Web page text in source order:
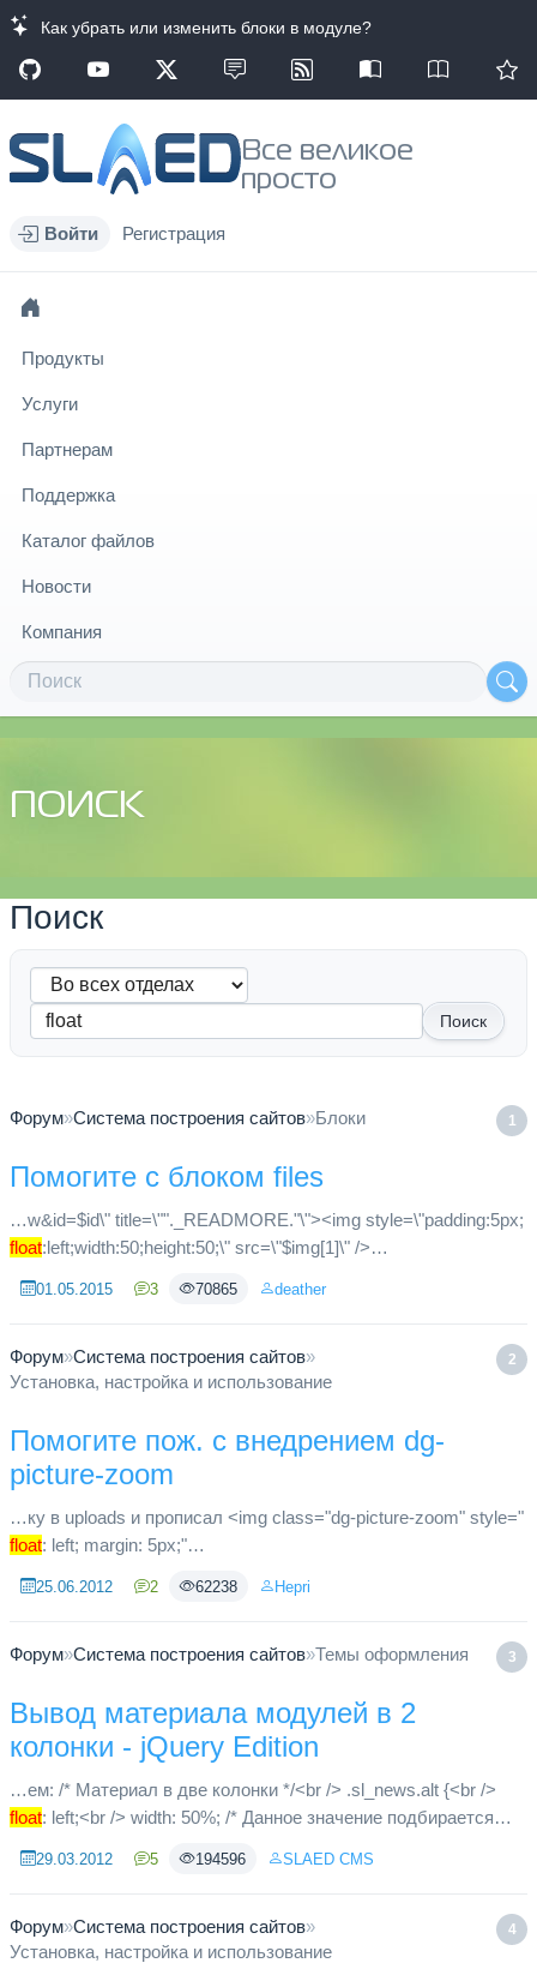
Как убрать или изменить блоки в модуле?
Все великое
просто
Войти Регистрация
Продукты
Услуги
Партнерам
Поддержка
Каталог файлов
Новости
Компания
ПОИСК
Поиск
Поиск
1
Форум»Система построения сайтов»Блоки
Помогите с блоком files
…w&id=$id\" title=\""._READMORE."\"><img style=\"padding:5px;
float:left;width:50;height:50;\" src=\"$img[1]\" />
name=files&o...
01.05.2015 3 70865 deather
2
Форум»Система построения сайтов»
Установка, настройка и использование
Помогите пож. с внедрением dg-
picture-zoom
…ку в uploads и прописал <img class="dg-picture-zoom" style="
float: left; margin: 5px;"
1d24.jpg?url=uploads/firms/agroko...
25.06.2012 2 62238 Hepri
3
Форум»Система построения сайтов»Темы оформления
Вывод материала модулей в 2
колонки - jQuery Edition
…ем: /* Материал в две колонки */<br /> .sl_news.alt {<br />
float: left;<br /> width: 50%; /* Данное значение подбирается
29.03.2012 5 194596 SLAED CMS
4
Форум»Система построения сайтов»
Установка, настройка и использование